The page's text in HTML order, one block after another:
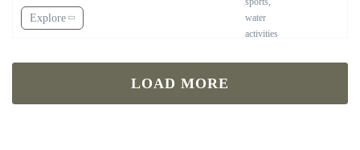
Explore
LOAD MORE